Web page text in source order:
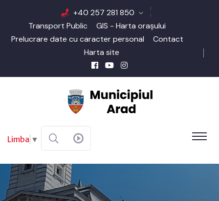
+40 257 281 850
Transport Public
GIS - Harta orașului
Prelucrare date cu caracter personal
Contact
Harta site
Limba ▼